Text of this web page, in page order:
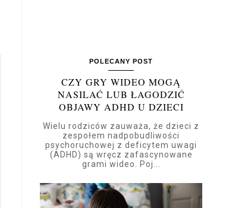
POLECANY POST
CZY GRY WIDEO MOGĄ
NASILAĆ LUB ŁAGODZIĆ
OBJAWY ADHD U DZIECI
Wielu rodziców zauważa, że dzieci z
zespołem nadpobudliwości
psychoruchowej z deficytem uwagi
(ADHD) są wręcz zafascynowane
grami wideo. Poj...